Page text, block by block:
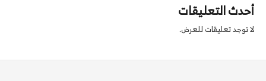
أحدث التعليقات
لا توجد تعليقات للعرض.